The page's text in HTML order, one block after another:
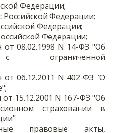
Федерации;
Российской Федерации;
Федерации;
Федерации;
08.02.1998 N 14-ФЗ "Об
ограниченной
06.12.2011 N 402-ФЗ "О
15.12.2001 N 167-ФЗ "Об
страховании в
правовые акты,